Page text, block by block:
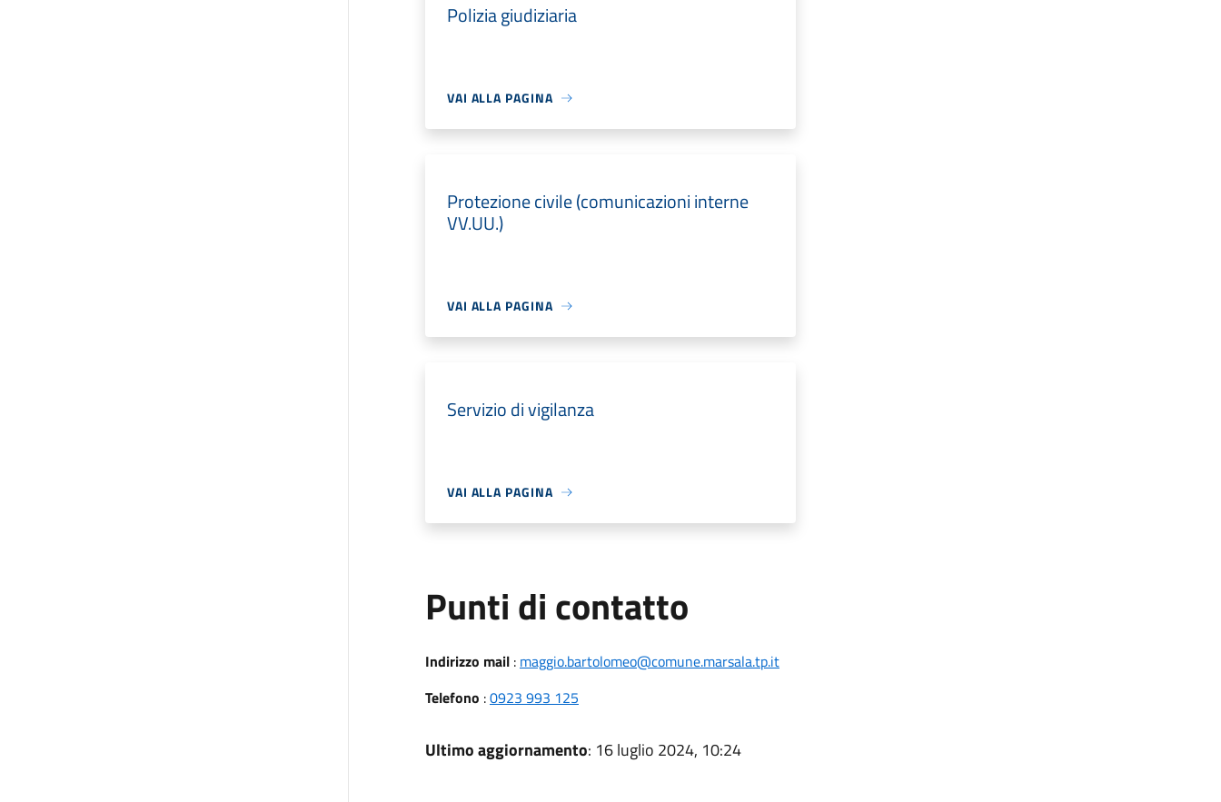
Polizia giudiziaria
VAI ALLA PAGINA
Protezione civile (comunicazioni interne
VV.UU.)
VAI ALLA PAGINA
Servizio di vigilanza
VAI ALLA PAGINA
Punti di contatto
Indirizzo mail: maggio.bartolomeo@comune.marsala.tp.it
Telefono :0923 993 125
Ultimo aggiornamento: 16 luglio 2024, 10:24